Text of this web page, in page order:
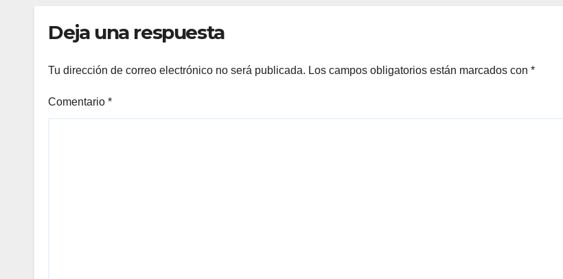
Deja una respuesta
Tu dirección de correo electrónico no será publicada. Los campos obligatorios están marcados con *
Comentario *